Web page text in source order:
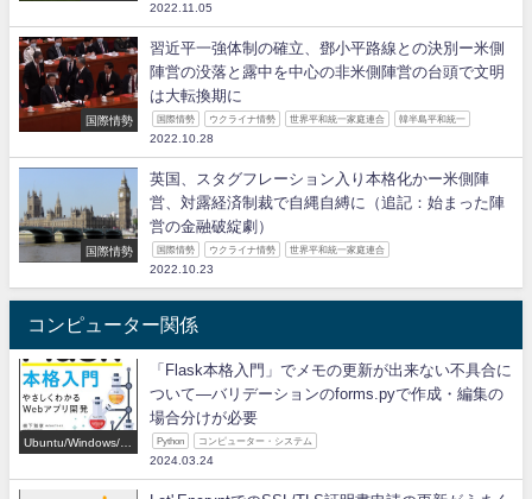
2022.11.05
国際情勢
習近平一強体制の確立、鄧小平路線との決別ー米側
陣営の没落と露中を中心の非米側陣営の台頭で文明
は大転換期に
国際情勢 ウクライナ情勢 世界平和統一家庭連合 韓半島平和統一
2022.10.28
国際情勢
英国、スタグフレーション入り本格化かー米側陣
営、対露経済制裁で自縄自縛に（追記：始まった陣
営の金融破綻劇）
国際情勢 ウクライナ情勢 世界平和統一家庭連合
2022.10.23
コンピューター関係
Ubuntu/Windows/P
「Flask本格入門」でメモの更新が出来ない不具合に
ついて―バリデーションのforms.pyで作成・編集の
場合分けが必要
Python コンピューター・システム
2024.03.24